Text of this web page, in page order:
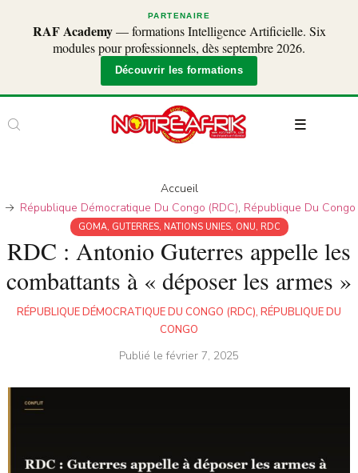
PARTENAIRE
RAF Academy— formations Intelligence Artificielle. Six
modules pour professionnels, dès septembre 2026.
Découvrir les formations
Accueil
République Démocratique Du Congo (RDC), République Du Congo
GOMA, GUTERRES, NATIONS UNIES, ONU, RDC
RDC : Antonio Guterres appelle les
combattants à « déposer les armes »
RÉPUBLIQUE DÉMOCRATIQUE DU CONGO (RDC), RÉPUBLIQUE DU
CONGO
Publié lefévrier 7, 2025